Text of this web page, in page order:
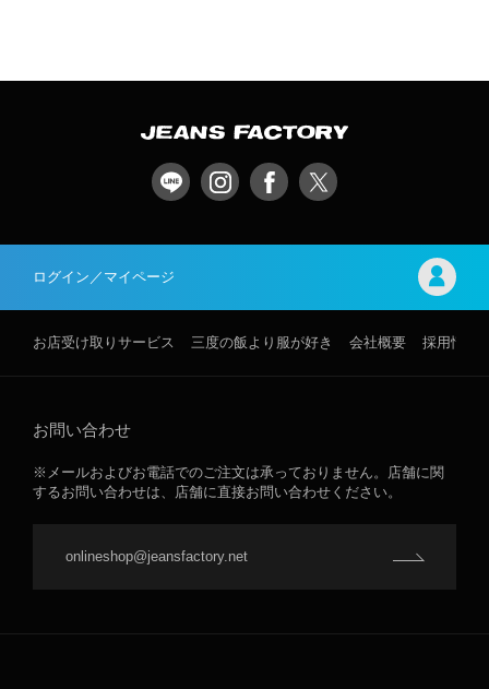
ログイン／マイページ
お店受け取りサービス 三度の飯より服が好き 会社概要 採用情報
お問い合わせ
※メールおよびお電話でのご注文は承っておりません。店舗に関
するお問い合わせは、店舗に直接お問い合わせください。
onlineshop@jeansfactory.net